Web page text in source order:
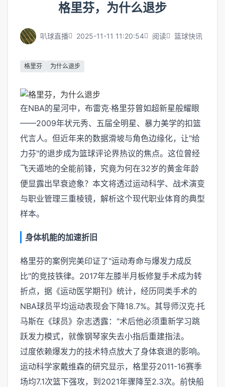
格里芬，为什么退步
叭球直播 2025-11-11 11:20:54 阅读 篮球快讯
格里芬 为什么退步
在NBA的星河中，布雷克·格里芬曾如超新星般耀眼
——2009年状元秀、五届全明星、暴力美学的扣篮
代言人。但近年来的数据滑坡与角色边缘化，让"给
力芬"的退步成为篮球评论界热议的焦点。这位曾经
飞天遁地的全能前锋，究竟为何在32岁的黄金年龄
便显露出早衰迹象？本文将透过运动科学、战术演变
与职业管理三重棱镜，解析这个现代职业体育的典型
样本。
身体机能的加速折旧
格里芬的案例完美印证了"运动寿命与爆发力成反
比"的竞技铁律。2017年左膝半月板修复手术成为转
折点，据《运动医学期刊》统计，经历同类手术的
NBA球员平均运动表现会下降18.7%。其导师汉克·托
马斯在《球员》杂志透露："术后他必须重新学习跳
跃发力模式，就像钢琴家失去小指后重建指法。
过度依赖爆发力的技术特点放大了身体衰退的影响。
运动科学家戴维森的研究显示，格里芬2011-16赛季
场均7.1次篮下强攻，到2021年骤降至2.3次。前快船